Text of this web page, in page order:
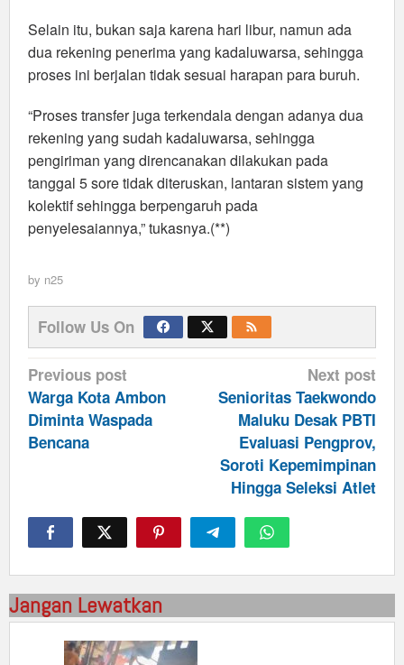
Selain itu, bukan saja karena hari libur, namun ada
dua rekening penerima yang kadaluwarsa, sehingga
proses ini berjalan tidak sesuai harapan para buruh.
“Proses transfer juga terkendala dengan adanya dua
rekening yang sudah kadaluwarsa, sehingga
pengiriman yang direncanakan dilakukan pada
tanggal 5 sore tidak diteruskan, lantaran sistem yang
kolektif sehingga berpengaruh pada
penyelesaiannya,” tukasnya.(**)
by n25
Follow Us On
Post
navigation
Previous post
Warga Kota Ambon
Diminta Waspada
Bencana
Next post
Senioritas Taekwondo
Maluku Desak PBTI
Evaluasi Pengprov,
Soroti Kepemimpinan
Hingga Seleksi Atlet
Jangan Lewatkan